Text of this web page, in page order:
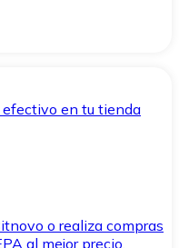
en tu tienda
o realiza compras
al mejor precio.